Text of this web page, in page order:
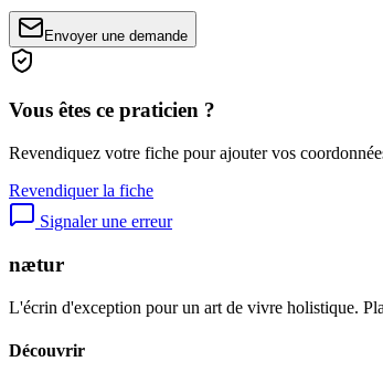
Envoyer une demande
Vous êtes ce praticien ?
Revendiquez votre fiche pour ajouter vos
Revendiquer la fiche
Signaler une erreur
nætur
L'écrin d'exception pour un art de vivre holistique.
Découvrir